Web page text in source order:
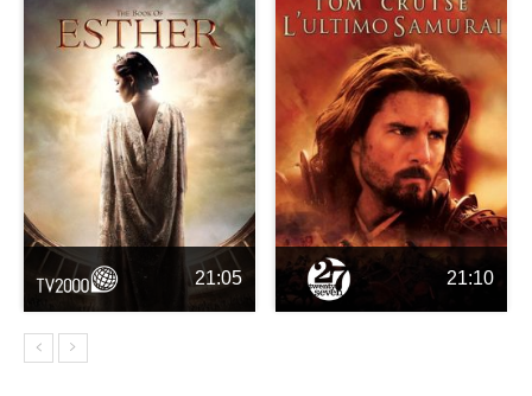
21:05 21:10